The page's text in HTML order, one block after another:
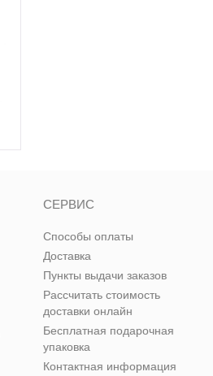
СЕРВИС
Способы оплаты
Доставка
Пункты выдачи заказов
Рассчитать стоимость
доставки онлайн
Бесплатная подарочная
упаковка
Контактная информация